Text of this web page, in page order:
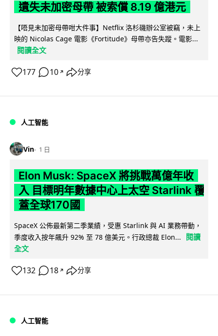
遺失未加密母帶 被索償 8.19 億港元
【唔見未加密母帶咁大件事】Netflix 洛杉磯辦公室被竊，未上
映的 Nicolas Cage 電影《Fortitude》母帶亦告失蹤。電影...
閱讀全文
177 10 ↗ 分享
人工智能
Vin 1 日
Elon Musk: SpaceX 將挑戰萬億年收
入 目標明年數據中心上太空 Starlink 覆
蓋全球170國
SpaceX 公佈最新第二季業績，受惠 Starlink 與 AI 業務帶動，
季度收入按年飆升 92% 至 78 億美元。行政總裁 Elon...
閱讀
全文
132 18 ↗ 分享
人工智能